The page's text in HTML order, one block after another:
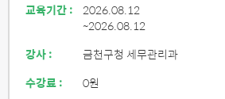
교육기간 : 2026.08.12
~2026.08.12
강사 :
금천구청 세무관리과
수강료 :
0원